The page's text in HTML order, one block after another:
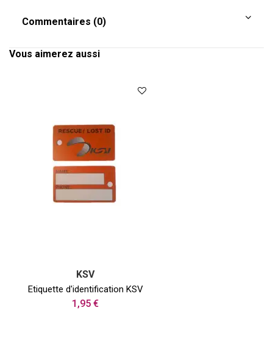
Commentaires (0)
Vous aimerez aussi
KSV
Etiquette d'identification KSV
1,95 €